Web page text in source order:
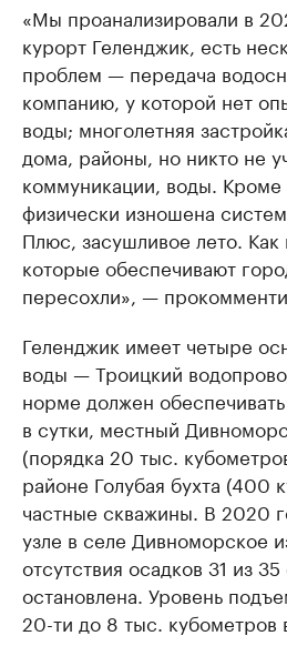
«Мы проанализировали в
курорт Геленджик, есть
проблем — передача
компанию, у которой нет
воды; многолетняя
дома, районы, но никто не
коммуникации, воды. Кроме
физически изношена
Плюс, засушливое лето. Как
которые обеспечивают
пересохли», —
Геленджик имеет четыре
воды — Троицкий
норме должен
в сутки, местный
(порядка 20 тыс.
районе Голубая бухта (400
частные скважины. В 2020
узле в селе Дивноморское
отсутствия осадков 31 из
остановлена. Уровень
20-ти до 8 тыс. кубометров